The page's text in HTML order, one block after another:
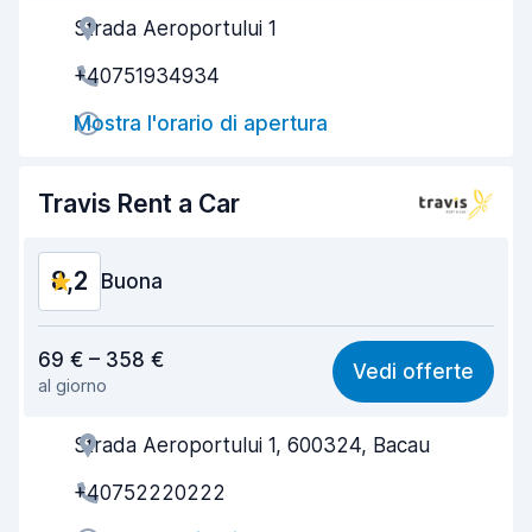
Gentilezza degli agenti
Rapidità del ritiro
Rapidità della riconsegna
8,1
Strada Aeroportului 1
+40751934934
Mostra l'orario di apertura
Travis Rent a Car
8,2 Buona
8,2
Facile da trovare 8,2
Gentilezza degli agenti
Rapidità del ritiro
69 € – 358 €
al giorno
Vedi offerte
Strada Aeroportului 1, 600324, Bacau
+40752220222